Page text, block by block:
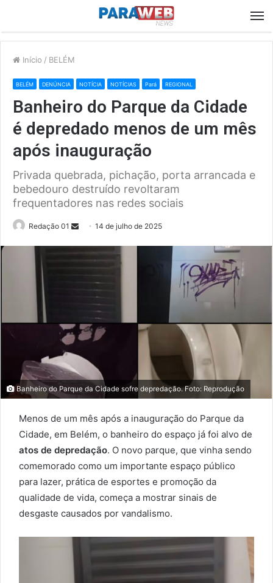
Início / BELÉM
BELÉM DENÚNCIA NOTÍCIA NOTÍCIAS Pará REGIONAL
Banheiro do Parque da Cidade
é depredado menos de um mês
após inauguração
Privada quebrada, pichação, porta arrancada e
bebedouro destruído revoltaram
frequentadores nas redes sociais
Redação 01
Send
email
14 de julho de 2025
Banheiro do Parque da Cidade sofre depredação. Foto: Reprodução
Menos de um mês após a inauguração do Parque da
Cidade, em Belém, o banheiro do espaço já foi alvo de
atos de depredação. O novo parque, que vinha sendo
comemorado como um importante espaço público
para lazer, prática de esportes e promoção da
qualidade de vida, começa a mostrar sinais de
desgaste causados por vandalismo.